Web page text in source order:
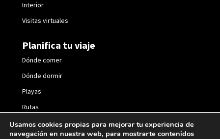
Interior
Visitas virtuales
Planifica tu viaje
Dónde comer
Dónde dormir
Playas
Rutas
Fiestas
Usamos cookies propias para mejorar tu experiencia de
navegación en nuestra web, para mostrarte contenidos